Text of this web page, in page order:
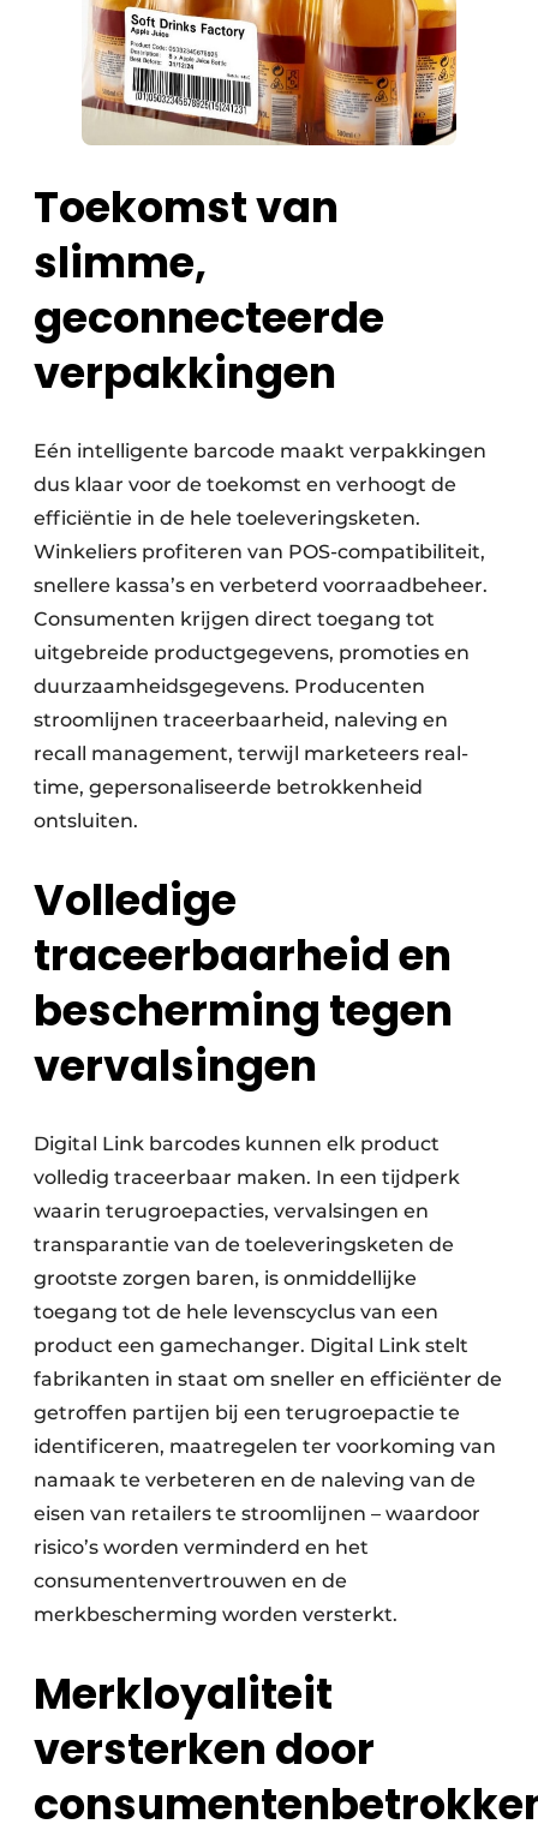
Toekomst van
slimme,
geconnecteerde
verpakkingen
Eén intelligente barcode maakt verpakkingen
dus klaar voor de toekomst en verhoogt de
efficiëntie in de hele toeleveringsketen.
Winkeliers profiteren van POS-compatibiliteit,
snellere kassa’s en verbeterd voorraadbeheer.
Consumenten krijgen direct toegang tot
uitgebreide productgegevens, promoties en
duurzaamheidsgegevens. Producenten
stroomlijnen traceerbaarheid, naleving en
recall management, terwijl marketeers real-
time, gepersonaliseerde betrokkenheid
ontsluiten.
Volledige
traceerbaarheid en
bescherming tegen
vervalsingen
Digital Link barcodes kunnen elk product
volledig traceerbaar maken. In een tijdperk
waarin terugroepacties, vervalsingen en
transparantie van de toeleveringsketen de
grootste zorgen baren, is onmiddellijke
toegang tot de hele levenscyclus van een
product een gamechanger. Digital Link stelt
fabrikanten in staat om sneller en efficiënter de
getroffen partijen bij een terugroepactie te
identificeren, maatregelen ter voorkoming van
namaak te verbeteren en de naleving van de
eisen van retailers te stroomlijnen – waardoor
risico’s worden verminderd en het
consumentenvertrouwen en de
merkbescherming worden versterkt.
Merkloyaliteit
versterken door